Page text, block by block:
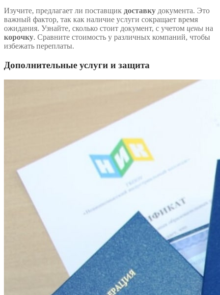
Изучите, предлагает ли поставщик доставку документа. Это
важный фактор, так как наличие услуги сокращает время
ожидания. Узнайте, сколько стоит документ, с учетом цены на
корочку. Сравните стоимость у различных компаний, чтобы
избежать переплаты.
Дополнительные услуги и защита